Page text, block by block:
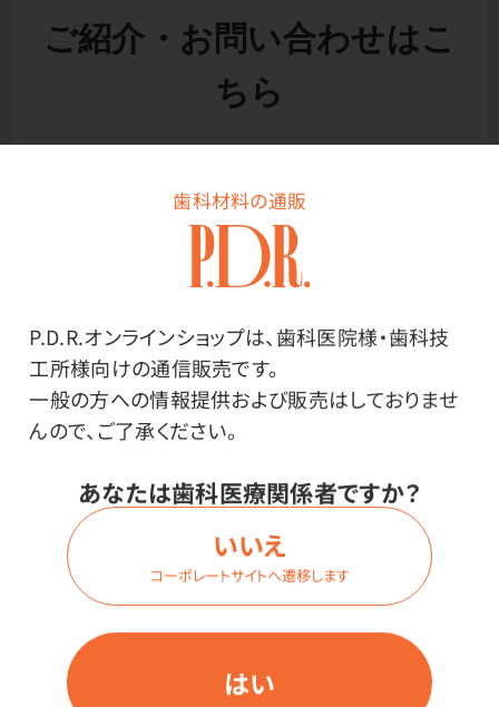
歯科材料の通販
P.D.R.オンラインショップは、歯科医院様・歯科技
工所様向けの通信販売です。
一般の方への情報提供および販売はしておりませ
んので、ご了承ください。
あなたは歯科医療関係者ですか？
はい
いいえ
コーポレートサイトへ遷移します
ご紹介・お問い合わせはこ
ちら
ただくとスムーズです。
カスタマーサービスデスク
TEL:
0120-108394
月～金 10:00～16:00 土日祝 休
携帯電話からもつながります。
歯科関連用品